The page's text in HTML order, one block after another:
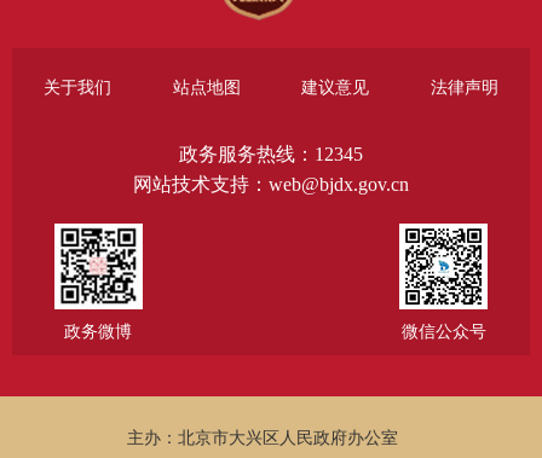
关于我们 站点地图 建议意见 法律声明
政务服务热线：12345
网站技术支持：web@bjdx.gov.cn
政务微博 微信公众号
主办：北京市大兴区人民政府办公室